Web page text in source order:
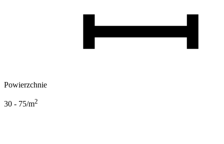
Powierzchnie
30 - 75/m2